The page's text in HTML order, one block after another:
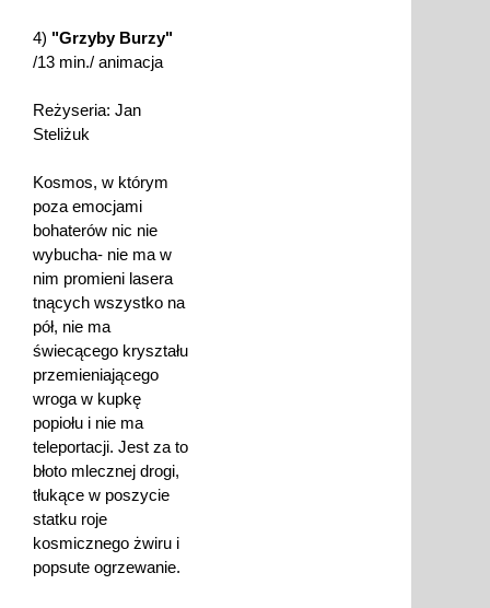
4) "Grzyby Burzy"
/13 min./ animacja
Reżyseria: Jan
Steliżuk
Kosmos, w którym
poza emocjami
bohaterów nic nie
wybucha- nie ma w
nim promieni lasera
tnących wszystko na
pół, nie ma
świecącego kryształu
przemieniającego
wroga w kupkę
popiołu i nie ma
teleportacji. Jest za to
błoto mlecznej drogi,
tłukące w poszycie
statku roje
kosmicznego żwiru i
popsute ogrzewanie.